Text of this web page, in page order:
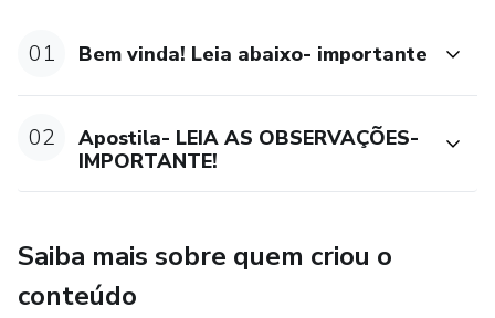
- Interessadas com noções básicas de costura (não precisa
VANTAGENS DE PARTICIPAR:
• Grupo VIP com suporte exclusivo durante o evento
01 Bem vinda! Leia abaixo- importante
02
Apostila- LEIA AS OBSERVAÇÕES-
IMPORTANTE!
Saiba mais sobre quem criou o
conteúdo